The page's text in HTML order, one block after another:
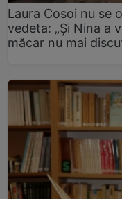
Laura Cosoi nu se
vedeta: „Și Nina a
măcar nu mai